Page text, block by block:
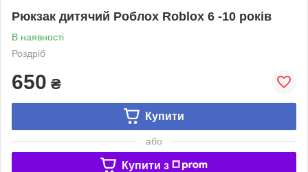
Рюкзак дитячий Роблох Roblox 6 -10 років
В наявності
Роздріб
650 ₴
Купити
або
Купити з